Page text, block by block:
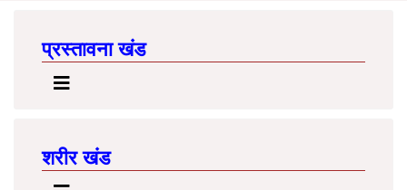
प्रस्तावना खंड
शरीर खंड